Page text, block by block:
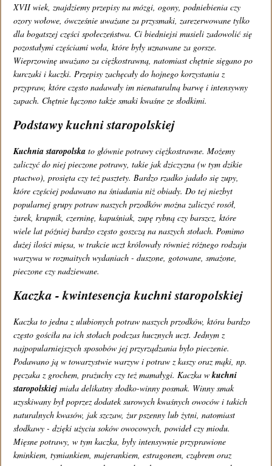
XVII wiek, znajdziemy przepisy na mózgi, ogony, podniebienia czy
ozory wołowe, ówcześnie uważane za przysmaki, zarezerwowane tylko
dla bogatszej części społeczeństwa. Ci biedniejsi musieli zadowolić się
pozostałymi częściami woła, które były uznawane za gorsze.
Wieprzowinę uważano za ciężkostrawną, natomiast chętnie sięgano po
kurczaki i kaczki. Przepisy zachęcały do hojnego korzystania z
przypraw, które często nadawały im nienaturalną barwę i intensywny
zapach. Chętnie łączono także smaki kwaśne ze słodkimi.
Podstawy kuchni staropolskiej
Kuchnia staropolska to głównie potrawy ciężkostrawne. Możemy
zaliczyć do niej pieczone potrawy, takie jak dziczyzna (w tym dzikie
ptactwo), prosięta czy też pasztety. Bardzo rzadko jadało się zupy,
które częściej podawano na śniadania niż obiady. Do tej niezbyt
popularnej grupy potraw naszych przodków można zaliczyć rosół,
żurek, krupnik, czerninę, kapuśniak, zupę rybną czy barszcz, które
wiele lat później bardzo często goszczą na naszych stołach. Pomimo
dużej ilości mięsa, w trakcie uczt królowały również różnego rodzaju
warzywa w rozmaitych wydaniach - duszone, gotowane, smażone,
pieczone czy nadziewane.
Kaczka - kwintesencja kuchni staropolskiej
Kaczka to jedna z ulubionych potraw naszych przodków, która bardzo
często gościła na ich stołach podczas hucznych uczt. Jednym z
najpopularniejszych sposobów jej przyrządzania było pieczenie.
Podawano ją w towarzystwie warzyw i potraw z kaszy oraz mąki, np.
pęczaka z grochem, prażuchy czy też mamałygi. Kaczka wkuchni
staropolskiej miała delikatny słodko-winny posmak. Winny smak
uzyskiwany był poprzez dodatek surowych kwaśnych owoców i takich
naturalnych kwasów, jak szczaw, żur pszenny lub żytni, natomiast
słodkawy - dzięki użyciu soków owocowych, powideł czy miodu.
Mięsne potrawy, w tym kaczka, były intensywnie przyprawione
kminkiem, tymiankiem, majerankiem, estragonem, cząbrem oraz
Niedziela 12:00 - 21:00
Oprawę fotograficzną wykonał:
Daniel Miśko,www.danielmisko.pl
tel.: (+48) 662 261 261
e-mail:info@restauracjapapu.pl
Polityka prywatności
Regulamin
Znajdź nas na: